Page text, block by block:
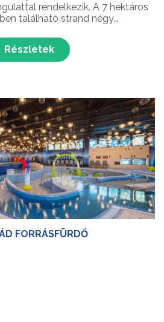
rendelkezik. A 7 hektáros
található strand négy
várja a látogatókat.
Részletek
FORRÁSFÜRDŐ